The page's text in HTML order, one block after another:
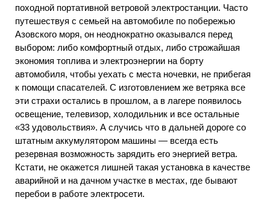
походной портативной ветровой электростанции. Часто
путешествуя с семьей на автомобиле по побережью
Азовского моря, он неоднократно оказывался перед
выбором: либо комфортный отдых, либо строжайшая
экономия топлива и электроэнергии на борту
автомобиля, чтобы уехать с места ночевки, не прибегая
к помощи спасателей. С изготовлением же ветряка все
эти страхи остались в прошлом, а в лагере появилось
освещение, телевизор, холодильник и все остальные
«33 удовольствия». А случись что в дальней дороге со
штатным аккумулятором машины — всегда есть
резервная возможность зарядить его энергией ветра.
Кстати, не окажется лишней такая установка в качестве
аварийной и на дачном участке в местах, где бывают
перебои в работе электросети.